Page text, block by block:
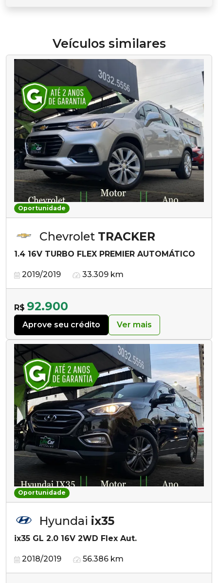
Veículos similares
Oportunidade
Chevrolet TRACKER
1.4 16V TURBO FLEX PREMIER AUTOMÁTICO
2019/2019 33.309 km
R$ 92.900
Aprove seu crédito Ver mais
Oportunidade
Hyundai ix35
ix35 GL 2.0 16V 2WD Flex Aut.
2018/2019 56.386 km